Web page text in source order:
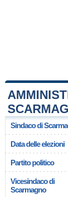
Sindaco di
Data delle elezioni
Partito politico
Vicesindaco di
Scarmagno